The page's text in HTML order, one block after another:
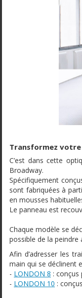
Transformez
C’est dans cette
Broadway.
Spécifiquement
sont fabriquées à
en mousses
Le panneau est
Chaque modèle se
possible de la
Afin d’adresser les
main qui se déclinent
- LONDON 8 : conçus
- LONDON 10 :